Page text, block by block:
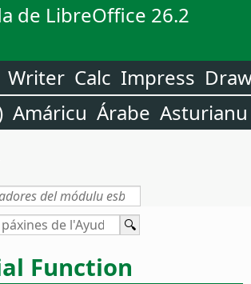
de LibreOffice 26.2
Writer Calc Impress
Amáricu Árabe Asturianu
Function